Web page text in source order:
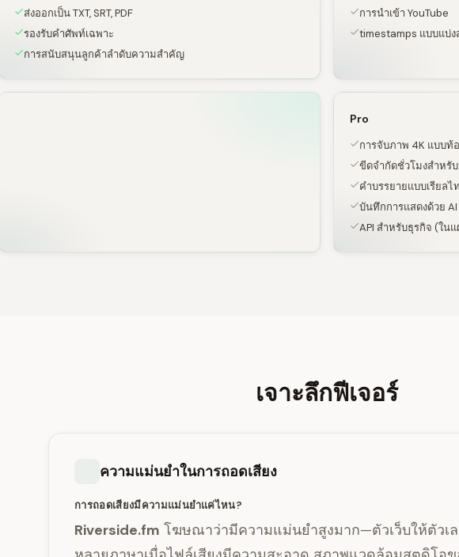
ส่งออกเป็น TXT, SRT, PDF
รองรับคำศัพท์เฉพาะ
การสนับสนุนลูกค้าลำดับความสำคัญ
การนำเข้า YouTube
timestamps แบบแบ่ง
Pro
การจับภาพ 4K แบบท้
ขีดจำกัดชั่วโมงสำหรั
คำบรรยายแบบเรียล
บันทึกการแสดงด้วย
API สำหรับธุรกิจ (ใน
เจาะลึกฟีเจอร์
ความแม่นยำในการถอดเสียง
การถอดเสียงมีความแม่นยำแค่ไหน?
Riverside.fm โฆษณาว่ามีความแม่นยำสูงมาก—ตัวเว็บให้ตัวเล